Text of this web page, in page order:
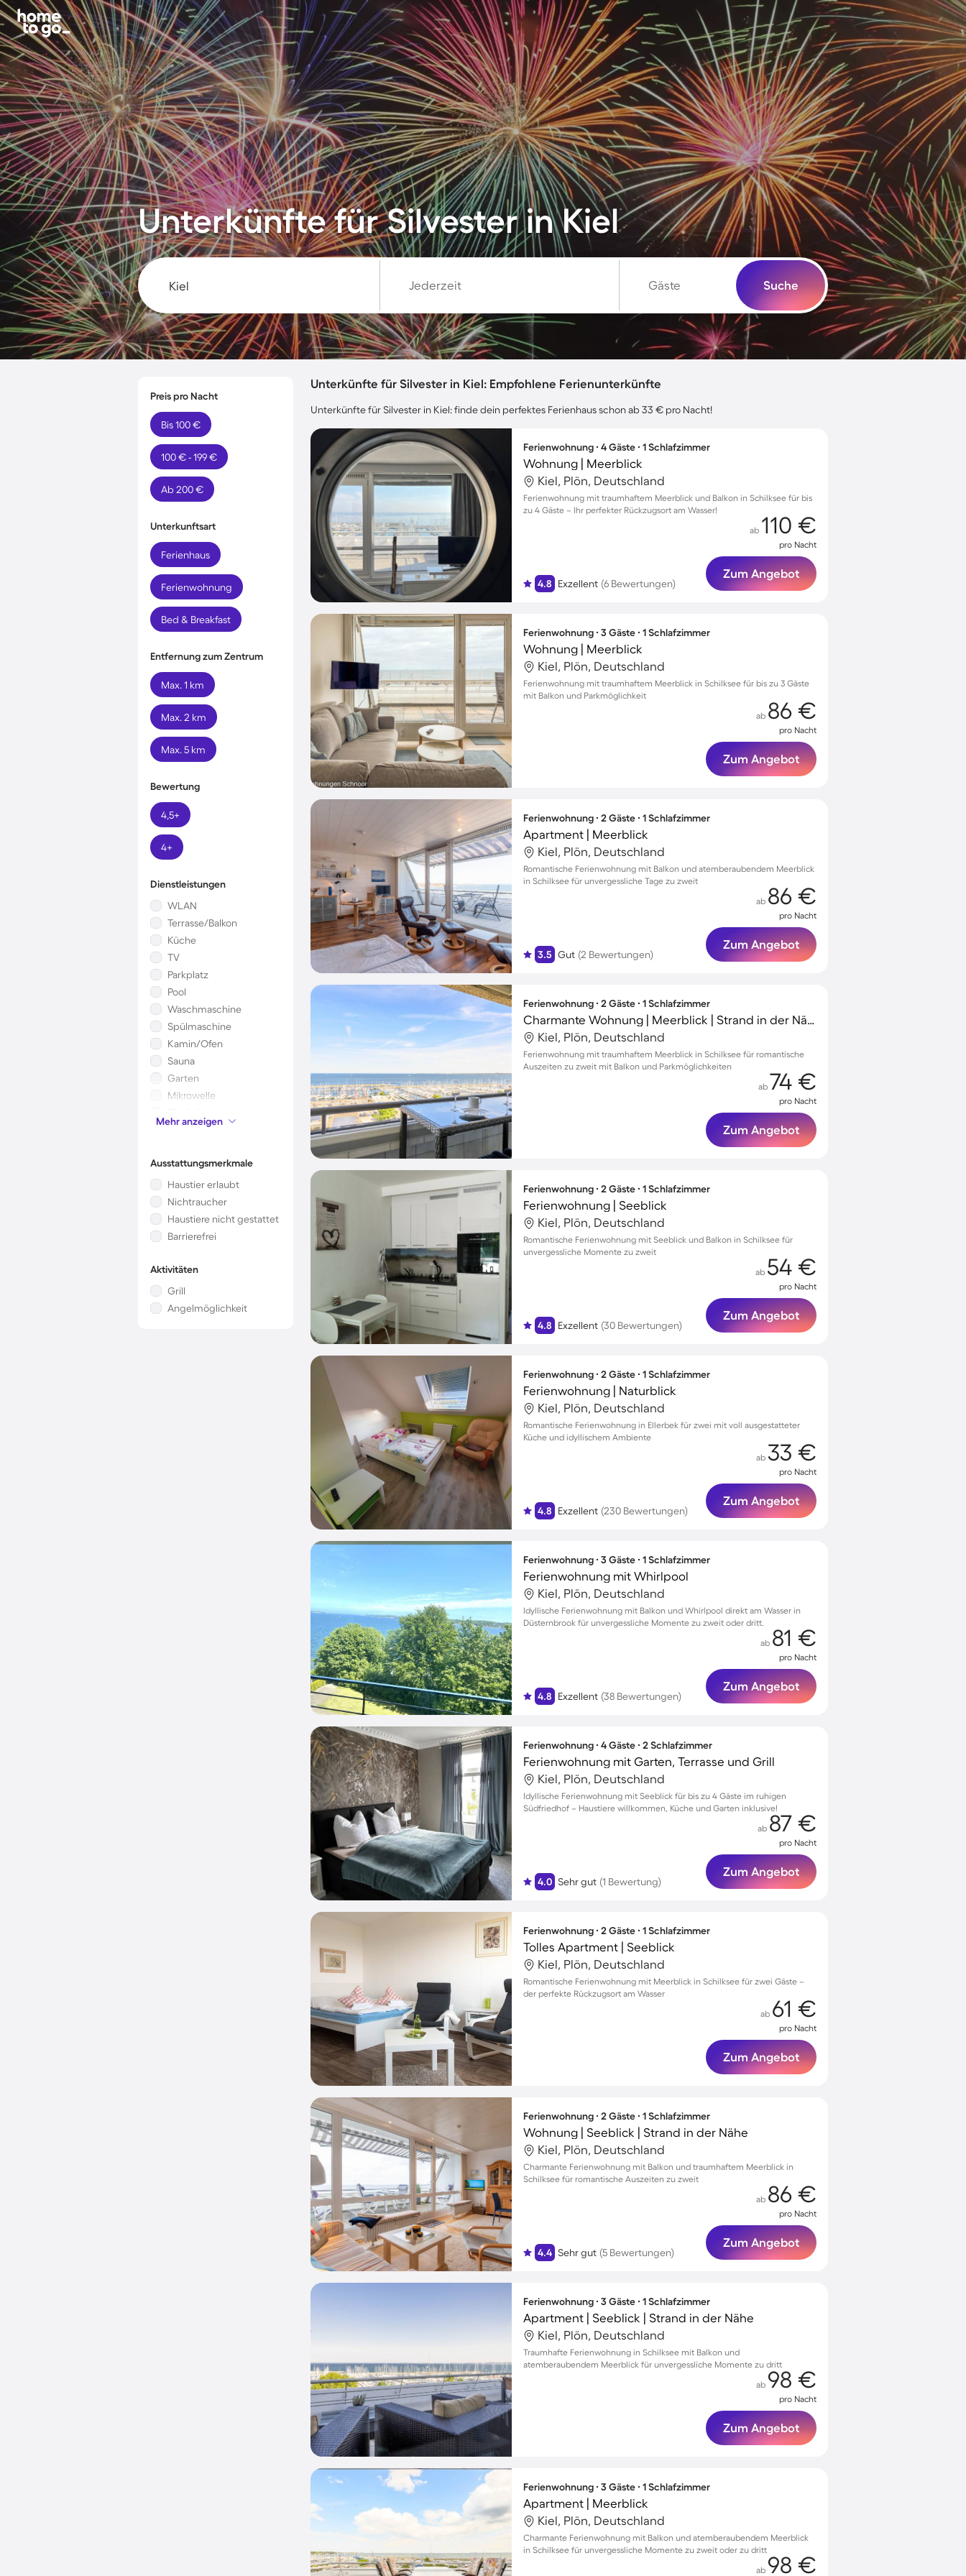
Unterkünfte für Silvester in Kiel
Jederzeit Gäste Suche
Preis pro Nacht
Bis 100 €
100 € - 199 €
Ab 200 €
Unterkunftsart
Ferienhaus
Ferienwohnung
Bed & Breakfast
Entfernung zum Zentrum
Max. 1 km
Max. 2 km
Max. 5 km
Bewertung
4,5+
4+
Dienstleistungen
WLAN
Terrasse/Balkon
Küche
TV
Parkplatz
Pool
Waschmaschine
Spülmaschine
Kamin/Ofen
Sauna
Garten
Mikrowelle
Kinderbett
Klimaanlage
Mehr anzeigen
Ausstattungsmerkmale
Haustier erlaubt
Nichtraucher
Haustiere nicht gestattet
Barrierefrei
Aktivitäten
Grill
Angelmöglichkeit
Unterkünfte für Silvester in Kiel: Empfohlene Ferienunterkünfte
Unterkünfte für Silvester in Kiel: finde dein perfektes Ferienhaus schon ab 33 € pro Nacht!
Ferienwohnung ∙ 4 Gäste ∙ 1 Schlafzimmer
Wohnung | Meerblick
Kiel, Plön, Deutschland
Ferienwohnung mit traumhaftem Meerblick und Balkon in Schilksee für bis
zu 4 Gäste – Ihr perfekter Rückzugsort am Wasser!
4.8 Exzellent (6 Bewertungen)
ab 110 €
pro Nacht
Zum Angebot
Ferienwohnung ∙ 3 Gäste ∙ 1 Schlafzimmer
Wohnung | Meerblick
Kiel, Plön, Deutschland
Ferienwohnung mit traumhaftem Meerblick in Schilksee für bis zu 3 Gäste
mit Balkon und Parkmöglichkeit
ab 86 €
pro Nacht
Zum Angebot
Ferienwohnung ∙ 2 Gäste ∙ 1 Schlafzimmer
Apartment | Meerblick
Kiel, Plön, Deutschland
Romantische Ferienwohnung mit Balkon und atemberaubendem Meerblick
in Schilksee für unvergessliche Tage zu zweit
3.5 Gut (2 Bewertungen)
ab 86 €
pro Nacht
Zum Angebot
Ferienwohnung ∙ 2 Gäste ∙ 1 Schlafzimmer
Charmante Wohnung | Meerblick | Strand in der Nähe
Kiel, Plön, Deutschland
Ferienwohnung mit traumhaftem Meerblick in Schilksee für romantische
Auszeiten zu zweit mit Balkon und Parkmöglichkeiten
ab 74 €
pro Nacht
Zum Angebot
Ferienwohnung ∙ 2 Gäste ∙ 1 Schlafzimmer
Ferienwohnung | Seeblick
Kiel, Plön, Deutschland
Romantische Ferienwohnung mit Seeblick und Balkon in Schilksee für
unvergessliche Momente zu zweit
4.8 Exzellent (30 Bewertungen)
ab 54 €
pro Nacht
Zum Angebot
Ferienwohnung ∙ 2 Gäste ∙ 1 Schlafzimmer
Ferienwohnung | Naturblick
Kiel, Plön, Deutschland
Romantische Ferienwohnung in Ellerbek für zwei mit voll ausgestatteter
Küche und idyllischem Ambiente
4.8 Exzellent (230 Bewertungen)
ab 33 €
pro Nacht
Zum Angebot
Ferienwohnung ∙ 3 Gäste ∙ 1 Schlafzimmer
Ferienwohnung mit Whirlpool
Kiel, Plön, Deutschland
Idyllische Ferienwohnung mit Balkon und Whirlpool direkt am Wasser in
Düsternbrook für unvergessliche Momente zu zweit oder dritt.
4.8 Exzellent (38 Bewertungen)
ab 81 €
pro Nacht
Zum Angebot
Ferienwohnung ∙ 4 Gäste ∙ 2 Schlafzimmer
Ferienwohnung mit Garten, Terrasse und Grill
Kiel, Plön, Deutschland
Idyllische Ferienwohnung mit Seeblick für bis zu 4 Gäste im ruhigen
Südfriedhof – Haustiere willkommen, Küche und Garten inklusive!
4.0 Sehr gut (1 Bewertung)
ab 87 €
pro Nacht
Zum Angebot
Ferienwohnung ∙ 2 Gäste ∙ 1 Schlafzimmer
Tolles Apartment | Seeblick
Kiel, Plön, Deutschland
Romantische Ferienwohnung mit Meerblick in Schilksee für zwei Gäste –
der perfekte Rückzugsort am Wasser
ab 61 €
pro Nacht
Zum Angebot
Ferienwohnung ∙ 2 Gäste ∙ 1 Schlafzimmer
Wohnung | Seeblick | Strand in der Nähe
Kiel, Plön, Deutschland
Charmante Ferienwohnung mit Balkon und traumhaftem Meerblick in
Schilksee für romantische Auszeiten zu zweit
4.4 Sehr gut (5 Bewertungen)
ab 86 €
pro Nacht
Zum Angebot
Ferienwohnung ∙ 3 Gäste ∙ 1 Schlafzimmer
Apartment | Seeblick | Strand in der Nähe
Kiel, Plön, Deutschland
Traumhafte Ferienwohnung in Schilksee mit Balkon und
atemberaubendem Meerblick für unvergessliche Momente zu dritt
ab 98 €
pro Nacht
Zum Angebot
Ferienwohnung ∙ 3 Gäste ∙ 1 Schlafzimmer
Apartment | Meerblick
Kiel, Plön, Deutschland
Charmante Ferienwohnung mit Balkon und atemberaubendem Meerblick
in Schilksee für unvergessliche Momente zu zweit oder zu dritt
ab 98 €